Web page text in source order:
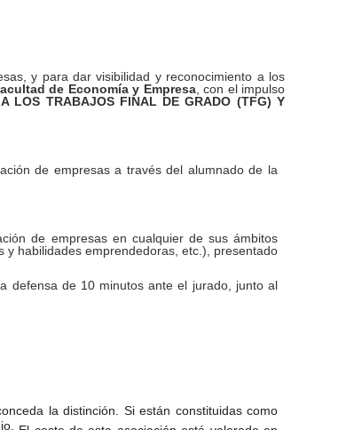
y para dar visibilidad y reconocimiento a los
de Economía y Empresa, con el impulso
LOS TRABAJOS FINAL DE GRADO (TFG) Y
de empresas a través del alumnado de la
de empresas en cualquier de sus ámbitos
habilidades emprendedoras, etc.), presentado
defensa de 10 minutos ante el jurado, junto al
la distinción. Si están constituidas como